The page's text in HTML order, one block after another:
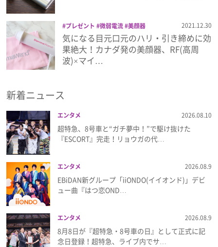
お問い合わせ
プレゼント 微弱電流 美顔器 2021.12.30
気になる目元口元のハリ・引き締めに効
果絶大！カナダ発の美顔器、RF(高周
波)×マイ…
新着ニュース
エンタメ 2026.08.10
超特急、8号車と“ガチ夢中！”で駆け抜けた
『ESCORT』完走！リョウガの代…
エンタメ 2026.08.9
EBiDAN新グループ「iiONDO(イイオンド)」デビ
ュー曲『はつ恋OND…
エンタメ 2026.08.9
8月8日が『超特急・8号車の日』として正式に記
念日登録！超特急、ライブ内でサ…